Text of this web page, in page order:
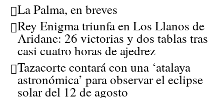
La Palma, en breves
Rey Enigma triunfa en Los Llanos de
Aridane: 26 victorias y dos tablas tras
casi cuatro horas de ajedrez
Tazacorte contará con una ‘atalaya
astronómica’ para observar el eclipse
solar del 12 de agosto